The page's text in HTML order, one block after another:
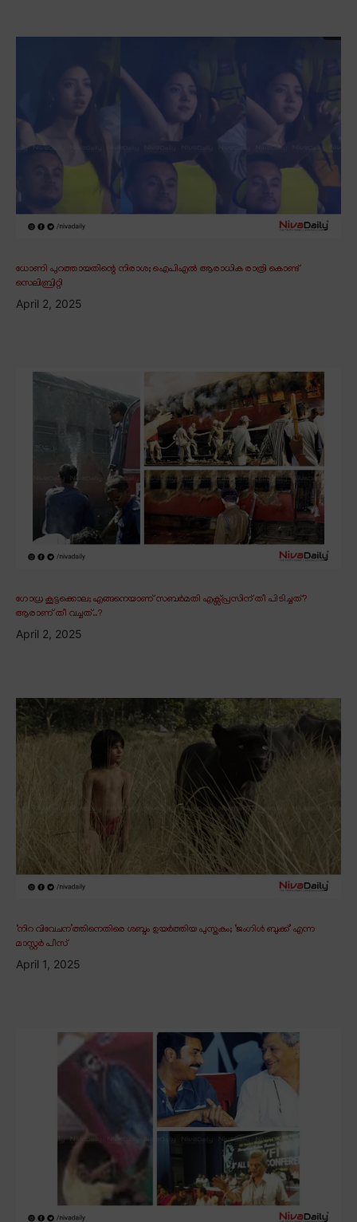
ധോണി പുറത്തായതിന്റെ നിരാശ; ഐപിഎൽ ആരാധിക രാത്രി കൊണ്ട്
സെലിബ്രിറ്റി
April 2, 2025
ഗോധ്ര കൂട്ടക്കൊല; എങ്ങനെയാണ് സബർമതി എക്സ്പ്രസിന് തീ പിടിച്ചത്?
ആരാണ് തീ വച്ചത്..?
April 2, 2025
‘നിറ വിവേചന’ത്തിനെതിരെ ശബ്ദം ഉയർത്തിയ പുസ്തകം; ‘ജംഗിൾ ബുക്ക്’ എന്ന
മാസ്റ്റർ പീസ്
April 1, 2025